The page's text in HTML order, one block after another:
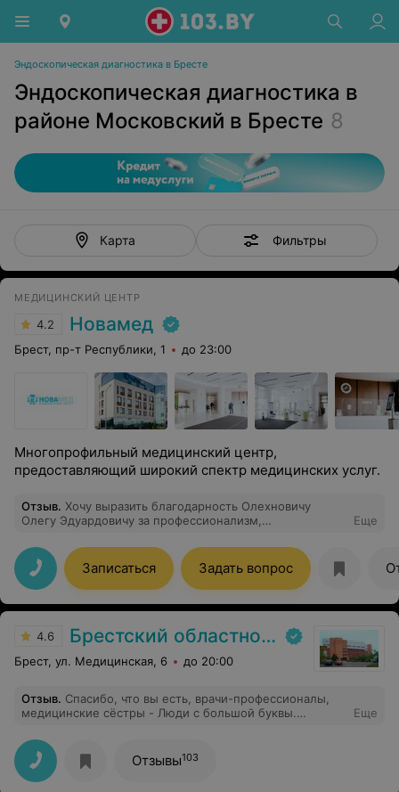
Эндоскопическая диагностика в Бресте
Эндоскопическая диагностика в
районе Московский в Бресте 8
Карта Фильтры
МЕДИЦИНСКИЙ ЦЕНТР
4.2 Новамед
Брест, пр-т Республики, 1 до 23:00
Многопрофильный медицинский центр,
предоставляющий широкий спектр медицинских услуг.
Отзыв. Хочу выразить благодарность Олехновичу
Олегу Эдуардовичу за профессионализм,
Еще
Записаться Задать вопрос
4.6 Брестский областной онкологический диспансер
Брест, ул. Медицинская, 6 до 20:00
Отзыв. Спасибо, что вы есть, врачи-профессионалы,
медицинские сёстры - Люди с большой буквы.
коллективу врачей 5 хирургического отделения,
отделения анестезиологии и реанимации. Особая
благодарность лечащему врачу Вабищевичу Алексею
Васильевичу. Спасибо за Ваш труд и человечность.
Еще
Отзывы103